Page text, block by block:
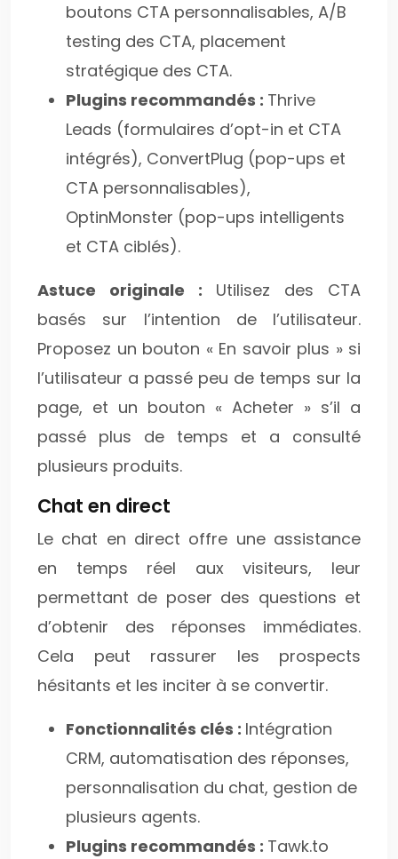
boutons CTA personnalisables, A/B
testing des CTA, placement
stratégique des CTA.
Plugins recommandés : Thrive
Leads (formulaires d’opt-in et CTA
intégrés), ConvertPlug (pop-ups et
CTA personnalisables),
OptinMonster (pop-ups intelligents
et CTA ciblés).
Astuce originale : Utilisez des CTA
basés sur l’intention de l’utilisateur.
Proposez un bouton « En savoir plus » si
l’utilisateur a passé peu de temps sur la
page, et un bouton « Acheter » s’il a
passé plus de temps et a consulté
plusieurs produits.
Chat en direct
Le chat en direct offre une assistance
en temps réel aux visiteurs, leur
permettant de poser des questions et
d’obtenir des réponses immédiates.
Cela peut rassurer les prospects
hésitants et les inciter à se convertir.
Fonctionnalités clés : Intégration
CRM, automatisation des réponses,
personnalisation du chat, gestion de
plusieurs agents.
Plugins recommandés : Tawk.to